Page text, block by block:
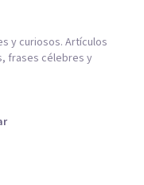
y curiosos. Artículos
frases célebres y